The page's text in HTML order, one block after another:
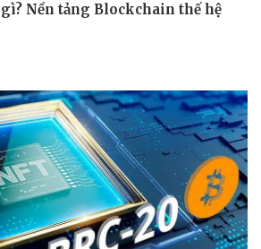
Nền tảng Blockchain thế hệ